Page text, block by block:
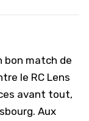
bon match de
le RC Lens
avant tout,
Aux